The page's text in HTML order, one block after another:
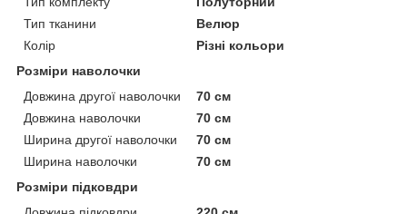
Тип тканини
Велюр
Колір
Різні кольори
Розміри наволочки
Довжина другої наволочки
70 см
Довжина наволочки
70 см
Ширина другої наволочки
70 см
Ширина наволочки
70 см
Розміри підковдри